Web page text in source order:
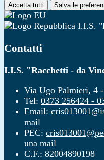
Accetta tutti Salva le
I.I.S.
Contatti
I.I.S. "Racchetti - da
Via Ugo Palmieri, 4
Tel: 0373 256424 -
Email:
mail
PEC:
una mail
C.F.: 82004890198